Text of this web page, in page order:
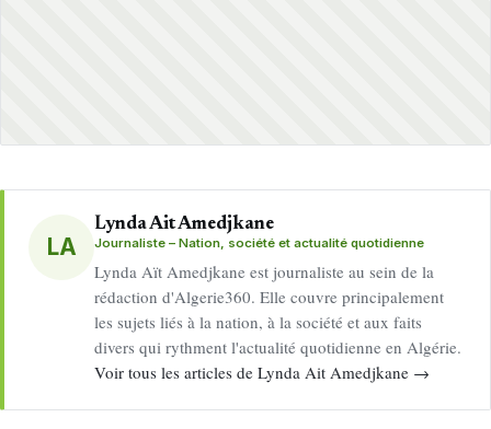
LA
Lynda Ait Amedjkane
Journaliste – Nation, société et actualité quotidienne
Lynda Aït Amedjkane est journaliste au sein de la
rédaction d'Algerie360. Elle couvre principalement
les sujets liés à la nation, à la société et aux faits
divers qui rythment l'actualité quotidienne en Algérie.
Voir tous les articles de Lynda Ait Amedjkane →